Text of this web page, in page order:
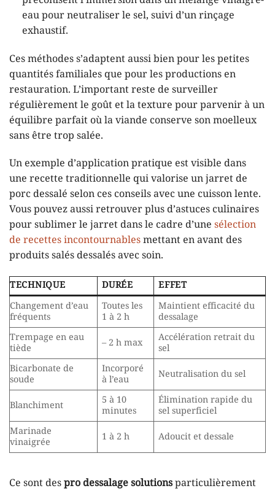
eau pour neutraliser le sel, suivi d’un rinçage
exhaustif.
Ces méthodes s’adaptent aussi bien pour les petites
quantités familiales que pour les productions en
restauration. L’important reste de surveiller
régulièrement le goût et la texture pour parvenir à un
équilibre parfait où la viande conserve son moelleux
sans être trop salée.
Un exemple d’application pratique est visible dans
une recette traditionnelle qui valorise un jarret de
porc dessalé selon ces conseils avec une cuisson lente.
Vous pouvez aussi retrouver plus d’astuces culinaires
pour sublimer le jarret dans le cadre d’une sélection
de recettes incontournablesmettant en avant des
produits salés dessalés avec soin.
TECHNIQUE DURÉE
EFFET
Changement d’eau
fréquents
Toutes les
1 à 2 h
Maintient efficacité du
dessalage
Trempage en eau
tiède
– 2 h max
Accélération retrait du
sel
Bicarbonate de
soude
Incorporé
à l’eau
Neutralisation du sel
Blanchiment
5 à 10
minutes
Élimination rapide du
sel superficiel
Marinade
vinaigrée
1 à 2 h Adoucit et dessale
Ce sont despro dessalage solutionsparticulièrement